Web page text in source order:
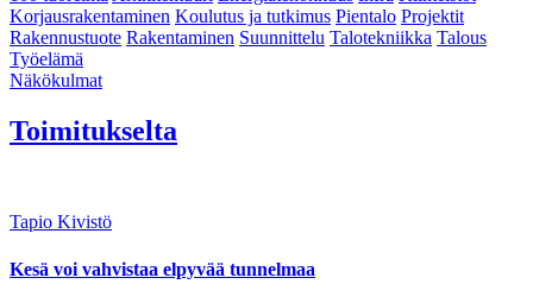
Korjausrakentaminen Koulutus ja tutkimus Pientalo Projektit
Rakennustuote Rakentaminen Suunnittelu Talotekniikka Talous
Työelämä
Näkökulmat
Toimitukselta
Tapio Kivistö
Kesä voi vahvistaa elpyvää tunnelmaa